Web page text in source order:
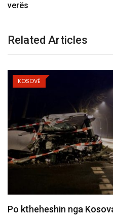
verës
Related Articles
KOSOVË
Policia konfirmon